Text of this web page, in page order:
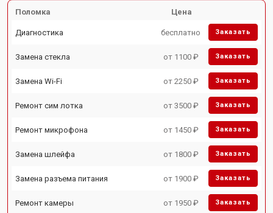
Поломка Цена
Диагностика бесплатно Заказать
Замена стекла от 1100 ₽ Заказать
Замена Wi-Fi от 2250 ₽ Заказать
Ремонт сим лотка от 3500 ₽ Заказать
Ремонт микрофона от 1450 ₽ Заказать
Замена шлейфа от 1800 ₽ Заказать
Замена разъема питания от 1900 ₽ Заказать
Ремонт камеры от 1950 ₽ Заказать